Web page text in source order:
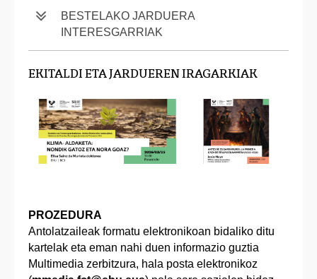
BESTELAKO JARDUERA
INTERESGARRIAK
EKITALDI ETA JARDUEREN IRAGARKIAK
PROZEDURA
Antolatzaileak formatu elektronikoan bidaliko ditu
kartelak eta eman nahi duen informazio guztia
Multimedia zerbitzura, hala posta elektronikoz